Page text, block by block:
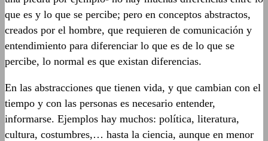
que es y lo que se percibe; pero en conceptos abstractos,
creados por el hombre, que requieren de comunicación y
entendimiento para diferenciar lo que es de lo que se
percibe, lo normal es que existan diferencias.
En las abstracciones que tienen vida, y que cambian con el
tiempo y con las personas es necesario entender,
informarse. Ejemplos hay muchos: política, literatura,
cultura, costumbres,… hasta la ciencia, aunque en menor